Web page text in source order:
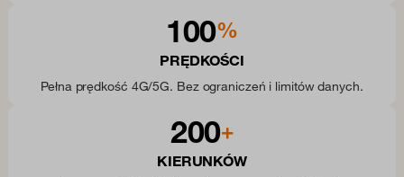
100%
PRĘDKOŚCI
Pełna prędkość 4G/5G. Bez ograniczeń i limitów danych.
200+
KIERUNKÓW